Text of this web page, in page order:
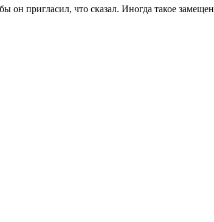
пригласил, что сказал. Иногда такое